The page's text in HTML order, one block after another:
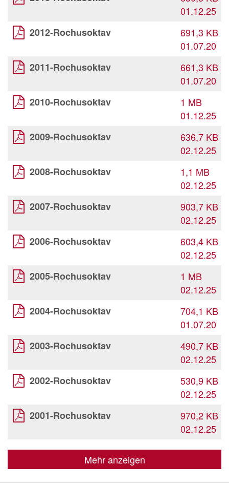
01.12.25
2012-Rochusoktav
691,3 KB
01.07.20
2011-Rochusoktav
661,3 KB
01.07.20
2010-Rochusoktav
1 MB
01.12.25
2009-Rochusoktav
636,7 KB
02.12.25
2008-Rochusoktav
1,1 MB
02.12.25
2007-Rochusoktav
903,7 KB
02.12.25
2006-Rochusoktav
603,4 KB
02.12.25
2005-Rochusoktav
1 MB
02.12.25
2004-Rochusoktav
704,1 KB
01.07.20
2003-Rochusoktav
490,7 KB
02.12.25
2002-Rochusoktav
530,9 KB
02.12.25
2001-Rochusoktav
970,2 KB
02.12.25
Mehr anzeigen